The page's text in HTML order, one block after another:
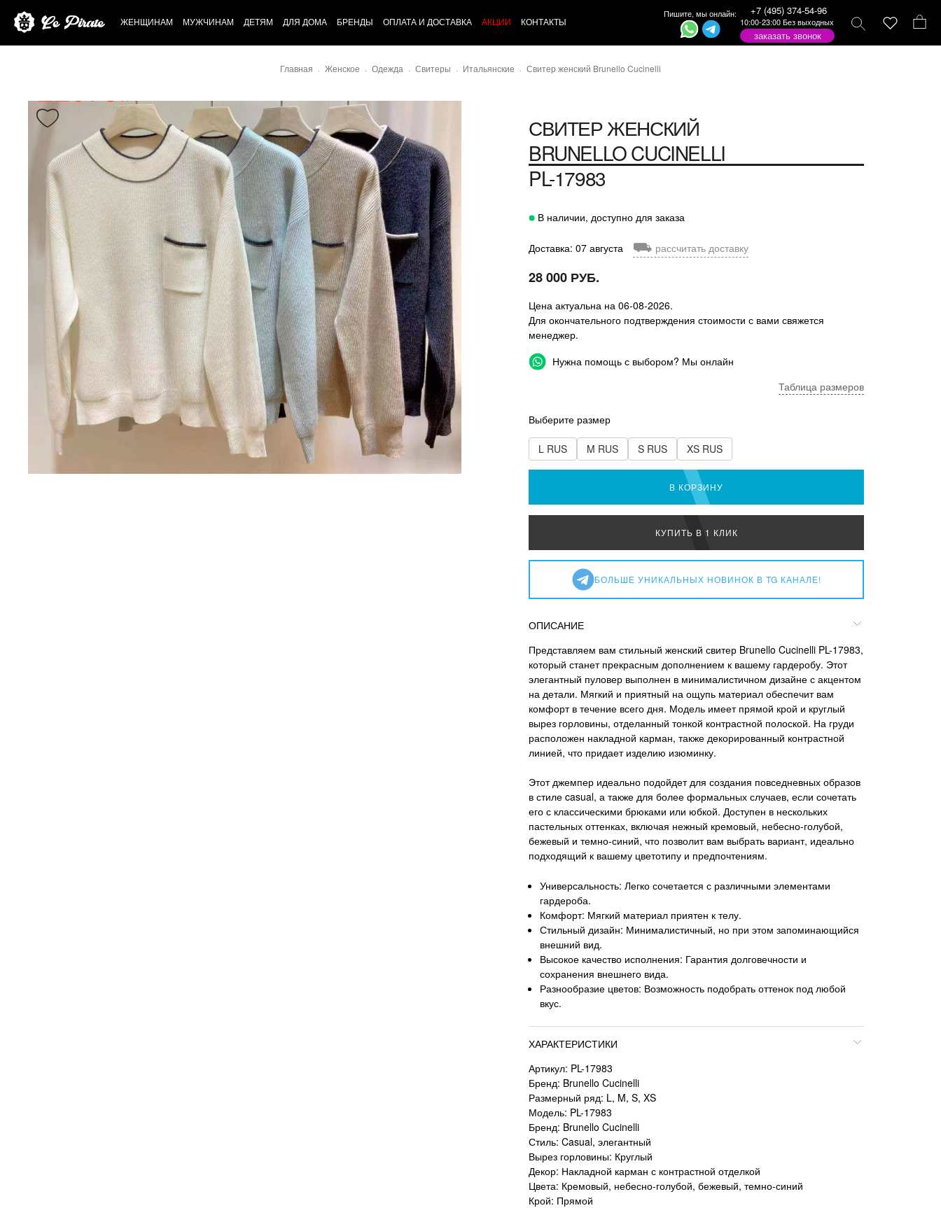
ЖЕНЩИНАМ МУЖЧИНАМ ДЕТЯМ ДЛЯ ДОМА БРЕНДЫ ОПЛАТА И ДОСТАВКА АКЦИИ КОНТАКТЫ
Пишите, мы онлайн: +7 (495) 374-54-96
10:00-23:00 Без выходных
заказать звонок
Главная Женское Одежда Свитеры Итальянские Свитер женский Brunello Cucinelli
СВИТЕР ЖЕНСКИЙ
BRUNELLO CUCINELLI
PL-17983
В наличии, доступно для заказа
Доставка: 07 августа ⛟ рассчитать доставку
28 000 РУБ.
Цена актуальна на 06-08-2026.
Для окончательного подтверждения стоимости с вами свяжется
менеджер.
Нужна помощь с выбором? Мы онлайн
Таблица размеров
Выберите размер
L RUS M RUS S RUS XS RUS
В КОРЗИНУ
КУПИТЬ В 1 КЛИК
БОЛЬШЕ УНИКАЛЬНЫХ НОВИНОК В TG КАНАЛЕ!
ОПИСАНИЕ
Представляем вам стильный женский свитер Brunello Cucinelli PL-17983,
который станет прекрасным дополнением к вашему гардеробу. Этот
элегантный пуловер выполнен в минималистичном дизайне с акцентом
на детали. Мягкий и приятный на ощупь материал обеспечит вам
комфорт в течение всего дня. Модель имеет прямой крой и круглый
вырез горловины, отделанный тонкой контрастной полоской. На груди
расположен накладной карман, также декорированный контрастной
линией, что придает изделию изюминку.
Этот джемпер идеально подойдет для создания повседневных образов
в стиле casual, а также для более формальных случаев, если сочетать
его с классическими брюками или юбкой. Доступен в нескольких
пастельных оттенках, включая нежный кремовый, небесно-голубой,
бежевый и темно-синий, что позволит вам выбрать вариант, идеально
подходящий к вашему цветотипу и предпочтениям.
Универсальность: Легко сочетается с различными элементами
гардероба.
Комфорт: Мягкий материал приятен к телу.
Стильный дизайн: Минималистичный, но при этом запоминающийся
внешний вид.
Высокое качество исполнения: Гарантия долговечности и
сохранения внешнего вида.
Разнообразие цветов: Возможность подобрать оттенок под любой
вкус.
ХАРАКТЕРИСТИКИ
Артикул: PL-17983
Бренд: Brunello Cucinelli
Размерный ряд: L, M, S, XS
Модель: PL-17983
Бренд: Brunello Cucinelli
Стиль: Casual, элегантный
Вырез горловины: Круглый
Декор: Накладной карман с контрастной отделкой
Цвета: Кремовый, небесно-голубой, бежевый, темно-синий
Крой: Прямой